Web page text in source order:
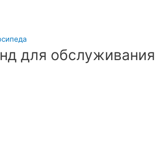
для обслуживания